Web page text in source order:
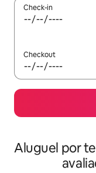
Check-in
Checkout
Aluguel por